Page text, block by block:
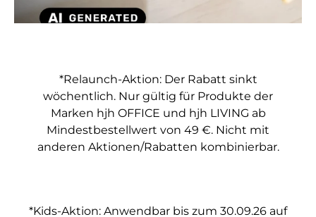
*Relaunch-Aktion: Der Rabatt sinkt
wöchentlich. Nur gültig für Produkte der
Marken hjh OFFICE und hjh LIVING ab
Mindestbestellwert von 49 €. Nicht mit
anderen Aktionen/Rabatten kombinierbar.
*Kids-Aktion: Anwendbar bis zum 30.09.26 auf